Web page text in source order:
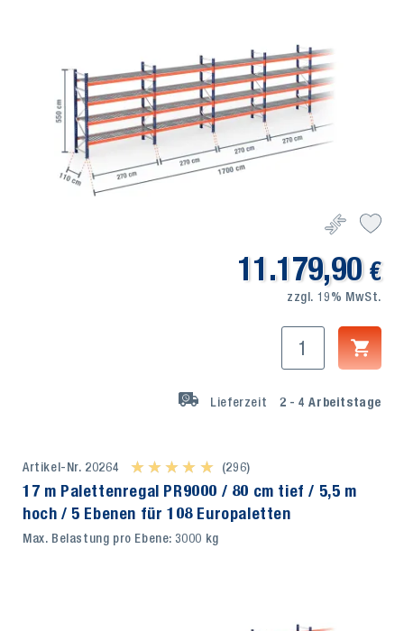
11.179,90 €
zzgl. 19% MwSt.
Lieferzeit 2 - 4 Arbeitstage
Artikel-Nr. 20264 ★ ★ ★ ★ ★
★ ★ ★ ★ ★ (296)
17 m Palettenregal PR9000 / 80 cm tief / 5,5 m
hoch / 5 Ebenen für 108 Europaletten
Max. Belastung pro Ebene: 3000 kg